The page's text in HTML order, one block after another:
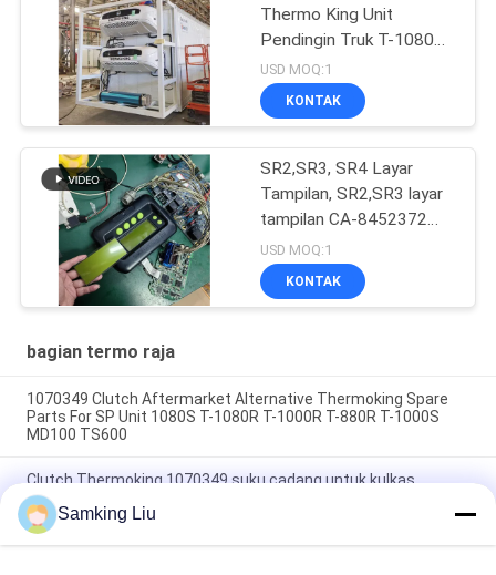
Thermo King Unit
Pendingin Truk T-1080e
T-1280e
USD MOQ:1
KONTAK
SR2,SR3, SR4 Layar
Tampilan, SR2,SR3 layar
tampilan CA-8452372
Tipe Layar Hijau LCD
untuk THERMO KING
SB210 SB230 Suku
USD MOQ:1
KONTAK
bagian termo raja
1070349 Clutch Aftermarket Alternative Thermoking Spare
Parts For SP Unit 1080S T-1080R T-1000R T-880R T-1000S
MD100 TS600
Clutch Thermoking 1070349 suku cadang untuk kulkas
lakukan untuk SP Unit T-1080S T-1080R T-1000R T-880R T-
1000S MD100 TS600
Samking Liu